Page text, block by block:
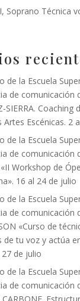
Soprano Técnica
de la Escuela
de comunicación
SIERRA. Coaching
Escénicas. 2
de la Escuela
de comunicación
«II Workshop de
16 al 24 de julio
de la Escuela
de comunicación
«Curso de
de tu voz y actúa
de julio
de la Escuela
de comunicación